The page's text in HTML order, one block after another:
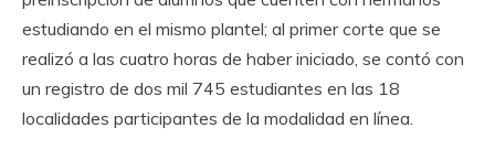
estudiando en el mismo plantel; al primer corte que se
realizó a las cuatro horas de haber iniciado, se contó con
un registro de dos mil 745 estudiantes en las 18
localidades participantes de la modalidad en línea.